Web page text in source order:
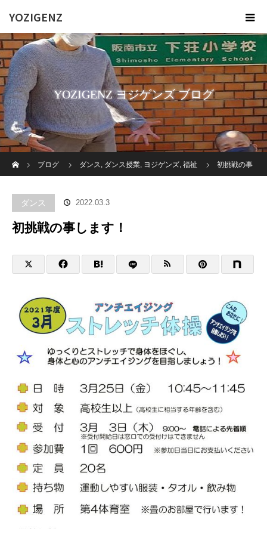
YOZIGENZ
YOZIGENZ ヨジゲンズ ブログ
ブログ
ダンス, ダンス授業, ヨジゲンズ, 福祉 初挑戦の事
ダンス 2022.03.3
初挑戦の事します！